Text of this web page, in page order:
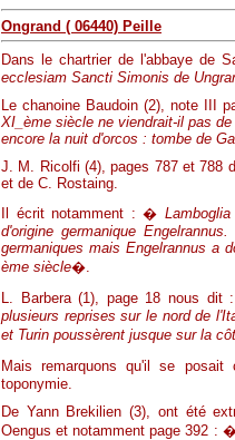
Ongrand ( 06440) Peille
Dans le chartrier de l'abbaye de
ecclesiam Sancti Simonis de
Le chanoine Baudoin (2), note III
XI_ème siècle ne viendrait-il pas
encore la nuit d'orcos : tombe de
J. M. Ricolfi (4), pages 787 et 788
et de C. Rostaing.
Il écrit notamment : �
d'origine germanique
germaniques mais Engelrannus a
ème siècle�.
L. Barbera (1), page 18 nous
plusieurs reprises sur le nord de
et Turin poussèrent jusque sur la
Mais remarquons qu'il se
toponymie.
De Yann Brekilien (3), ont été
Oengus et notamment page 392 :